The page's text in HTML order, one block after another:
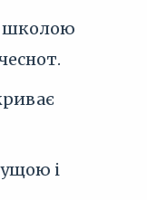
школою
і